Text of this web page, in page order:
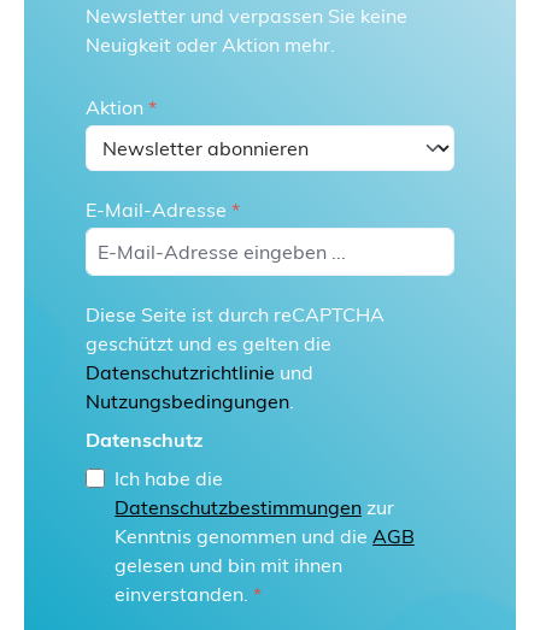
Newsletter und verpassen Sie keine
Neuigkeit oder Aktion mehr.
Aktion *
E-Mail-Adresse *
Diese Seite ist durch reCAPTCHA
geschützt und es gelten die
Datenschutzrichtlinie und
Nutzungsbedingungen.
Datenschutz
Ich habe die
Datenschutzbestimmungen zur
Kenntnis genommen und die AGB
gelesen und bin mit ihnen
einverstanden. *